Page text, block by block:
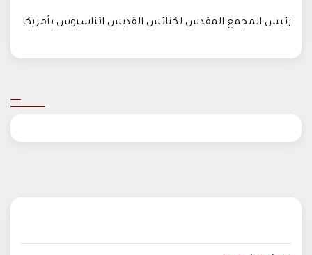
رئيس المجمع المقدس لكنائس القديس اثناسيوس بأمريكا